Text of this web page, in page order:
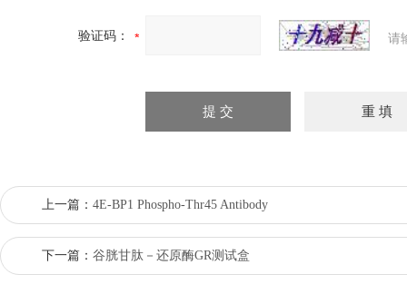
验证码： 请
上一篇： 4E-BP1 Phospho-Thr45 Antibody
下一篇： 谷胱甘肽－还原酶GR测试盒